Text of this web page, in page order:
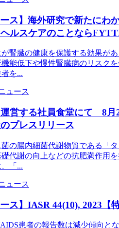
ス】海外研究で新たに
ルスケアのことなら
腎臓の健康を保護する効果が
能低下や慢性腎臓病のリスク
を...
ュース
営する社員食堂にて 8
プレスリリース
の腸内細菌代謝物質である「
代謝の向上などの抗肥満作用
「...
ュース
ース】IASR 44(10), 2023
患者の報告数は減少傾向と